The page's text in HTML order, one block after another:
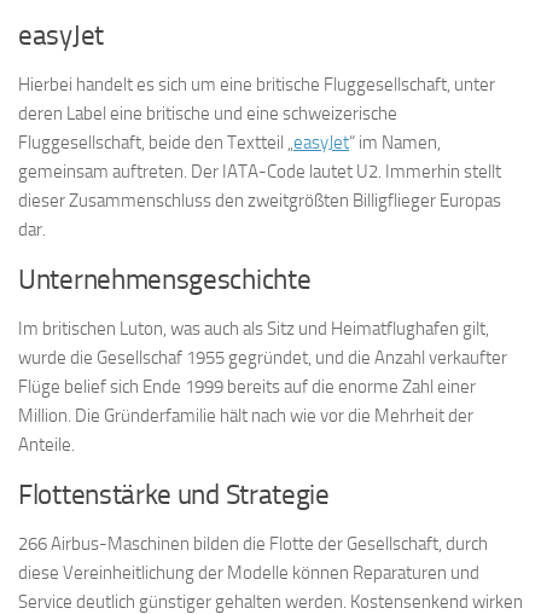
easyJet
Hierbei handelt es sich um eine britische Fluggesellschaft, unter
deren Label eine britische und eine schweizerische
Fluggesellschaft, beide den Textteil „easyJet“ im Namen,
gemeinsam auftreten. Der IATA-Code lautet U2. Immerhin stellt
dieser Zusammenschluss den zweitgrößten Billigflieger Europas
dar.
Unternehmensgeschichte
Im britischen Luton, was auch als Sitz und Heimatflughafen gilt,
wurde die Gesellschaf 1955 gegründet, und die Anzahl verkaufter
Flüge belief sich Ende 1999 bereits auf die enorme Zahl einer
Million. Die Gründerfamilie hält nach wie vor die Mehrheit der
Anteile.
Flottenstärke und Strategie
266 Airbus-Maschinen bilden die Flotte der Gesellschaft, durch
diese Vereinheitlichung der Modelle können Reparaturen und
Service deutlich günstiger gehalten werden. Kostensenkend wirken